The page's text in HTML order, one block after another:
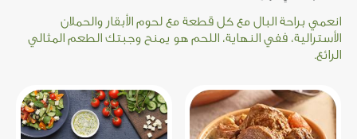
انعمي براحة البال مع كل قطعة مع لحوم الأبقار والحملان
الأسترالية، ففي النهاية، اللحم هو يمنح وجبتك الطعم المثالي
الرائع.